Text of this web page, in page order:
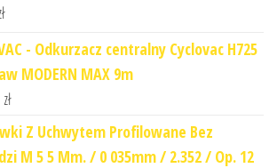
- Odkurzacz centralny Cyclovac H725
MODERN MAX 9m
zł
Z Uchwytem Profilowane Bez
M 5 5 Mm. / 0 035mm / 2.352 / Op. 12